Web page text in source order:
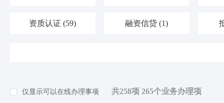
资质认证(59) 融资信贷(1)
仅显示可以在线办理事项 共258项 265个业务办理项